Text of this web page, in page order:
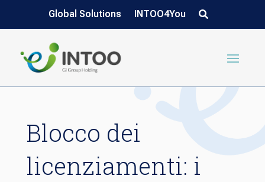
Global Solutions INTOO4You
Blocco dei
licenziamenti: i